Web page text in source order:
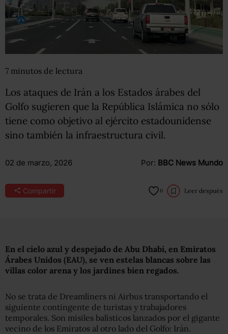
7 minutos de lectura
Los ataques de Irán a los Estados árabes del
Golfo sugieren que la República Islámica no sólo
tiene como objetivo al ejército estadounidense
sino también la infraestructura civil.
02 de marzo, 2026 Por: BBC News Mundo
Compartir 0 Leer después
En el cielo azul y despejado de Abu Dhabi, en Emiratos
Árabes Unidos (EAU), se ven estelas blancas sobre las
villas color arena y los jardines bien regados.
No se trata de Dreamliners ni Airbus transportando el
siguiente contingente de turistas y trabajadores
temporales. Son misiles balísticos lanzados por el gigante
vecino de los Emiratos al otro lado del Golfo: Irán.